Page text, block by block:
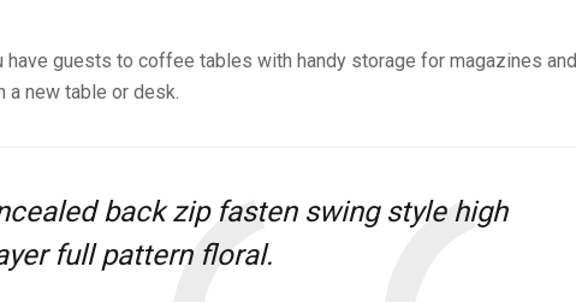
have guests to coffee tables with handy storage for magazines and
a new table or desk.
back zip fasten swing style high
full pattern floral.